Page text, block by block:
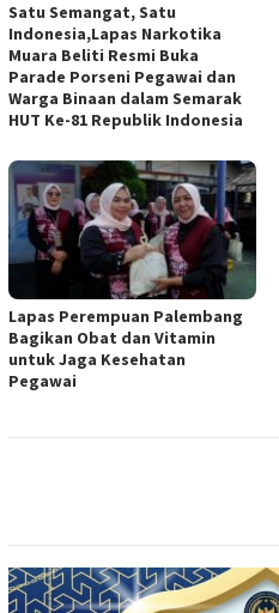
Satu Semangat, Satu
Indonesia,Lapas Narkotika
Muara Beliti Resmi Buka
Parade Porseni Pegawai dan
Warga Binaan dalam Semarak
HUT Ke-81 Republik Indonesia
Lapas Perempuan Palembang
Bagikan Obat dan Vitamin
untuk Jaga Kesehatan
Pegawai